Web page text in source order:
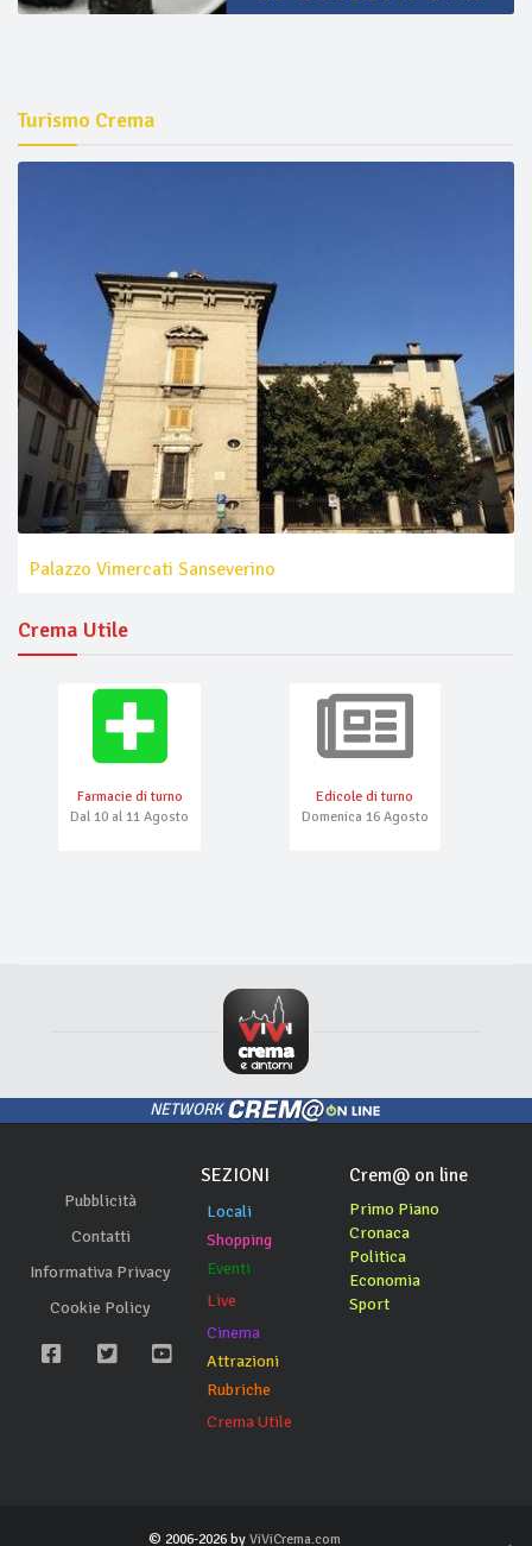
Turismo Crema
Palazzo Vimercati Sanseverino
Crema Utile
Farmacie di turno
Dal 10 al 11 Agosto
Edicole di turno
Domenica 16 Agosto
NETWORK
Pubblicità
Contatti
Informativa Privacy
Cookie Policy
SEZIONI
Locali
Shopping
Eventi
Live
Cinema
Attrazioni
Rubriche
Crema Utile
Crem@ on line
Primo Piano
Cronaca
Politica
Economia
Sport
© 2006-2026 by ViViCrema.com